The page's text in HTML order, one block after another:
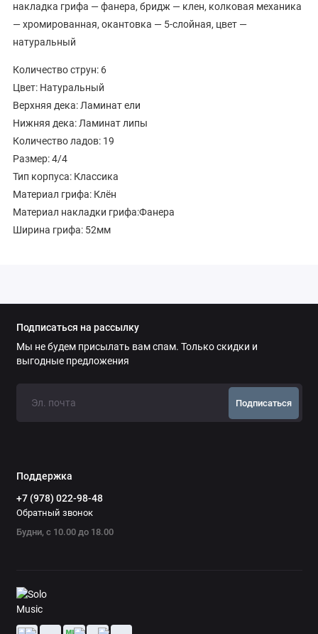
накладка грифа — фанера, бридж — клен, колковая механика
— хромированная, окантовка — 5-слойная, цвет —
натуральный
Количество струн: 6
Цвет: Натуральный
Верхняя дека: Ламинат ели
Нижняя дека: Ламинат липы
Количество ладов: 19
Размер: 4/4
Тип корпуса: Классика
Материал грифа: Клён
Материал накладки грифа:Фанера
Ширина грифа: 52мм
Подписаться на рассылку
Мы не будем присылать вам спам. Только скидки и
выгодные предложения
Подписаться
Поддержка
+7 (978) 022-98-48
Обратный звонок
Будни, с 10.00 до 18.00